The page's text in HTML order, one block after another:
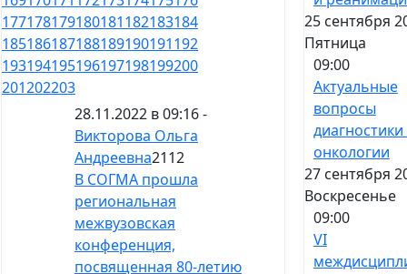
177178179180181182183184
185186187188189190191192
193194195196197198199200
201202203
28.11.2022 в 09:16 -
Викторова Ольга
Андреевна2112
В СОГМА прошла
региональная
межвузовская
конференция,
посвященная 80-летию
25 сентября
Пятница
09:00
Актуальные
вопросы
диагностики
онкологии
27 сентября
Воскресенье
09:00
VI